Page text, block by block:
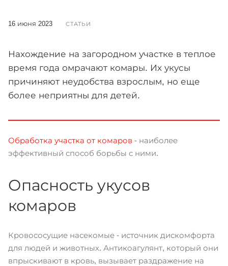
16 июня 2023 СТАТЬИ
Нахождение на загородном участке в теплое
время года омрачают комары. Их укусы
причиняют неудобства взрослым, но еще
более неприятны для детей.
Обработка участка от комаров - наиболее
эффективный способ борьбы с ними.
Опасность укусов
комаров
Кровососущие насекомые - источник дискомфорта
для людей и животных. Антикоагулянт, который они
впрыскивают в кровь, вызывает раздражение на